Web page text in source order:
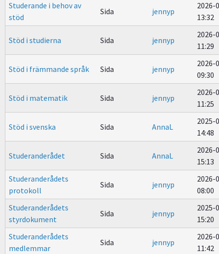
Studerande i behov av
stöd
Sida jennyp
2026-
13:32
Stöd i studierna Sida jennyp
2026-
11:29
Stöd i främmande språk Sida jennyp
2026-
09:30
Stöd i matematik Sida jennyp
2026-
11:25
Stöd i svenska Sida AnnaL
2025-
14:48
Studeranderådet Sida AnnaL
2026-
15:13
Studeranderådets
protokoll
Sida jennyp
2026-
08:00
Studeranderådets
styrdokument
Sida jennyp
2025-
15:20
Studeranderådets
medlemmar
Sida jennyp
2026-
11:42